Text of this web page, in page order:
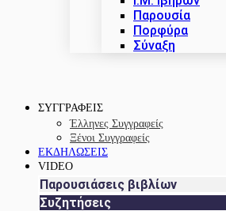
Παρουσία
Πορφύρα
Σύναξη
ΣΥΓΓΡΑΦΕΙΣ
Έλληνες Συγγραφείς
Ξένοι Συγγραφείς
ΕΚΔΗΛΩΣΕΙΣ
VIDEO
Παρουσιάσεις βιβλίων
Συζητήσεις